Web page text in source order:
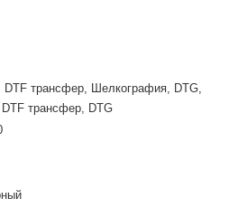
DTF трансфер, Шелкография, DTG,
трансфер, DTG